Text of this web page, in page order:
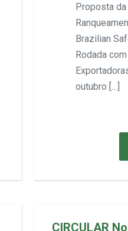
Proposta da
Brazilian
Rodada
outubro […]
CIRCULAR